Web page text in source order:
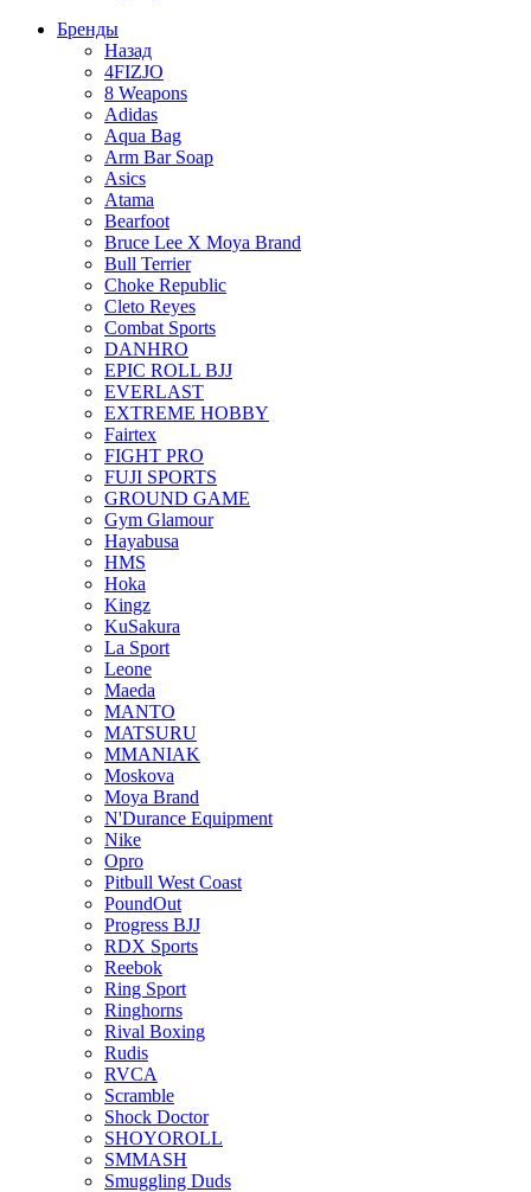
Бренды
Назад
4FIZJO
8 Weapons
Adidas
Aqua Bag
Arm Bar Soap
Asics
Atama
Bearfoot
Bruce Lee X Moya Brand
Bull Terrier
Choke Republic
Cleto Reyes
Combat Sports
DANHRO
EPIC ROLL BJJ
EVERLAST
EXTREME HOBBY
Fairtex
FIGHT PRO
FUJI SPORTS
GROUND GAME
Gym Glamour
Hayabusa
HMS
Hoka
Kingz
KuSakura
La Sport
Leone
Maeda
MANTO
MATSURU
MMANIAK
Moskova
Moya Brand
N'Durance Equipment
Nike
Opro
Pitbull West Coast
PoundOut
Progress BJJ
RDX Sports
Reebok
Ring Sport
Ringhorns
Rival Boxing
Rudis
RVCA
Scramble
Shock Doctor
SHOYOROLL
SMMASH
Smuggling Duds